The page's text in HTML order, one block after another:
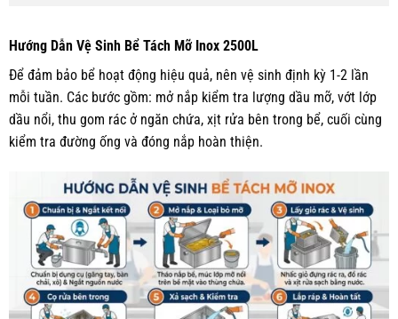
Hướng Dẫn Vệ Sinh Bể Tách Mỡ Inox 2500L
Để đảm bảo bể hoạt động hiệu quả, nên vệ sinh định kỳ 1-2 lần
mỗi tuần. Các bước gồm: mở nắp kiểm tra lượng dầu mỡ, vớt lớp
dầu nổi, thu gom rác ở ngăn chứa, xịt rửa bên trong bể, cuối cùng
kiểm tra đường ống và đóng nắp hoàn thiện.